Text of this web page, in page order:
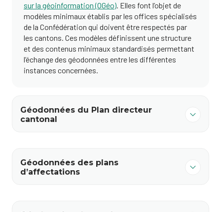
sur la géoinformation (OGéo). Elles font l’objet de
modèles minimaux établis par les offices spécialisés
de la Confédération qui doivent être respectés par
les cantons. Ces modèles définissent une structure
et des contenus minimaux standardisés permettant
l’échange des géodonnées entre les différentes
instances concernées.
Géodonnées du Plan directeur
cantonal
Géodonnées des plans
d’affectations